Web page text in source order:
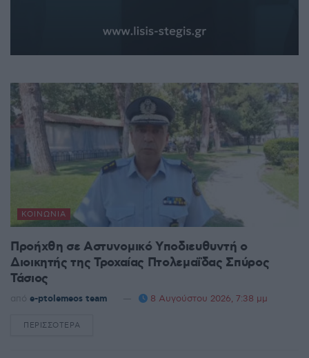
ΚΟΙΝΩΝΊΑ
Προήχθη σε Αστυνομικό Υποδιευθυντή ο
Διοικητής της Τροχαίας Πτολεμαΐδας Σπύρος
Τάσιος
από e-ptolemeos team 8 Αυγούστου 2026, 7:38 μμ
ΠΕΡΙΣΣΌΤΕΡΑ